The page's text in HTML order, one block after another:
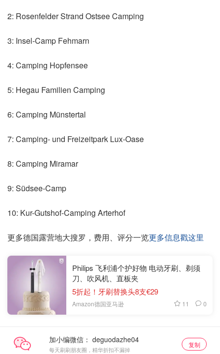
2: Rosenfelder Strand Ostsee Camping
3: Insel-Camp Fehmarn
4: Camping Hopfensee
5: Hegau Familien Camping
6: Camping Münstertal
7: Camping- und Freizeitpark Lux-Oase
8: Camping Miramar
9: Südsee-Camp
10: Kur-Gutshof-Camping Arterhof
更多德国露营地大搜罗，费用、评分一览更多信息戳这里
Philips 飞利浦个护好物 电动牙刷、剃须
刀、吹风机、直板夹
5折起！牙刷替换头8支€29
Amazon德国亚马逊 11 0
加小编微信：
每天刷刷朋友圈，精华折扣不漏掉
复制